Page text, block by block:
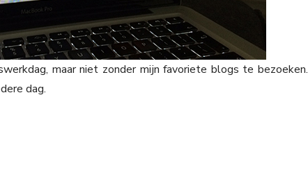
maar niet zonder mijn favoriete blogs te bezoeken.
dag.